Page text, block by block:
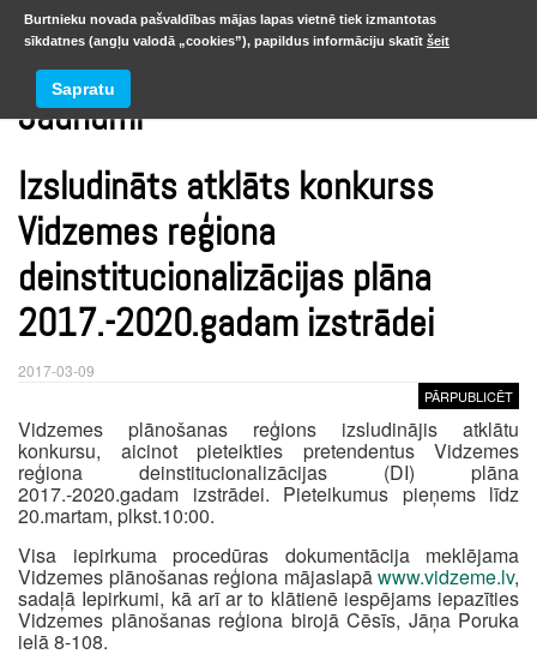
Jaunumi
Izsludināts atklāts konkurss
Vidzemes reģiona
deinstitucionalizācijas plāna
2017.-2020.gadam izstrādei
2017-03-09
PĀRPUBLICĒT
Vidzemes plānošanas reģions izsludinājis atklātu
konkursu, aicinot pieteikties pretendentus Vidzemes
reģiona deinstitucionalizācijas (DI) plāna
2017.-2020.gadam izstrādei. Pieteikumus pieņems līdz
20.martam, plkst.10:00.
Visa iepirkuma procedūras dokumentācija meklējama
Vidzemes plānošanas reģiona mājaslapāwww.vidzeme.lv,
sadaļā Iepirkumi, kā arī ar to klātienē iespējams iepazīties
Vidzemes plānošanas reģiona birojā Cēsīs, Jāņa Poruka
ielā 8-108.
Burtnieku novada pašvaldības mājas lapas vietnē tiek izmantotas
sīkdatnes (angļu valodā „cookies”), papildus informāciju skatīt šeit
Sapratu